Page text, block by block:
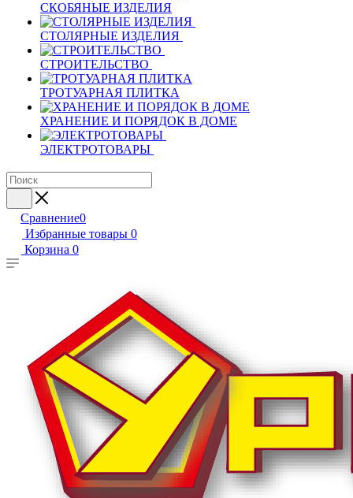
СКОБЯНЫЕ ИЗДЕЛИЯ
СТОЛЯРНЫЕ ИЗДЕЛИЯ
СТРОИТЕЛЬСТВО
ТРОТУАРНАЯ ПЛИТКА
ХРАНЕНИЕ И ПОРЯДОК В ДОМЕ
ЭЛЕКТРОТОВАРЫ
Сравнение0
Избранные товары 0
Корзина 0